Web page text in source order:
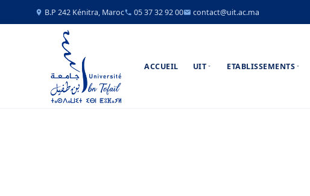
B.P 242 Kénitra, Maroc 05 37 32 92 00 contact@uit.ac.ma
ACCUEIL UIT ETABLISSEMENTS